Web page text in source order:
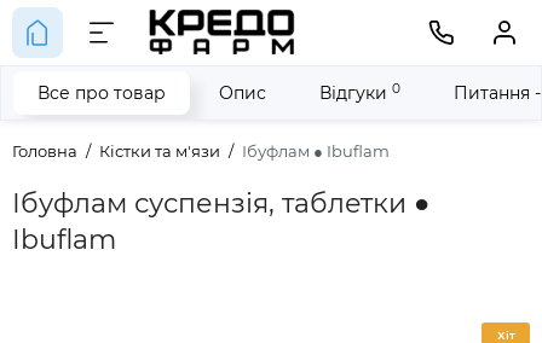
Головна Кістки та м'язи Ібуфлам ● Ibuflam
Ібуфлам суспензія, таблетки ●
Ibuflam
Все про товар Опис Відгуки 0 Питання
Хіт